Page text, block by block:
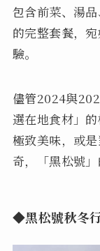
包含前菜、湯
的完整套餐，
驗。
儘管2024與
選在地食材」
極致美味，或
奇，「黑松號
◆黑松號秋冬